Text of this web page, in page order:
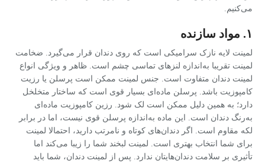
می‌کنیم.
۱. مواد سازنده
لمینت لایه نازک سرامیکی است که روی دندان قرار می‌گیرد. ضخامت
لمینت تقریبا به‌اندازه لنزهای تماسی چشم است. ظاهر و ویژگی انواع
لمینت دندان متفاوت است. جنس لمینت ممکن است پرسلن یا رزیت
کامپوزیت باشد. پرسلن ماده‌ای بسیار قوی است که ساختار متخلخل
دارد؛ به همین دلیل ممکن است لک شود. رزین کامپوزیت ماده‌ای
به‌رنگ دندان است. این ماده به‌اندازه پرسلن قوی نیست، اما در برابر
لکه مقاوم است. اگر دندان‌های کوتاه و نامرتب دارید، احتمالا لمینت
برای شما انتخاب بهتری است. لمینت لبخند شما را زیبا می‌کند اما
تأثیری بر سلامت دندا‌ن‌هایتان ندارد. پس از لمینت دندان، شما باید